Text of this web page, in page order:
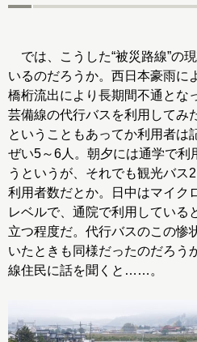
では、こうした“被災路線”の
いるのだろうか。西日本豪雨に
橋桁流出により長期間不通とな
芸備線の代行バスを利用してみ
ということもあってか利用者は
ぜい5～6人。朝夕には通学で利
うというが、それでも観光バス
利用者数だとか。日中はマイク
レベルで、通院で利用している
立つ程度だ。代行バスのこの惨
いたときも同様だったのだろ
線住民に話を聞くと……。